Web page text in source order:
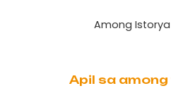
Among Istorya
Apil sa